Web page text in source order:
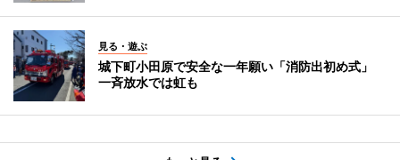
見る・遊ぶ
城下町小田原で安全な一年願い「消防出初め式」
一斉放水では虹も